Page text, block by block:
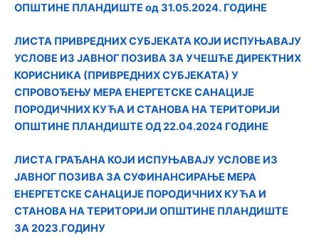
ОПШТИНЕ ПЛАНДИШТЕ од 31.05.2024. ГОДИНЕ
ЛИСТА ПРИВРЕДНИХ СУБЈЕКАТА КОЈИ ИСПУЊАВАЈУ
УСЛОВЕ ИЗ ЈАВНОГ ПОЗИВА ЗА УЧЕШЋЕ ДИРЕКТНИХ
КОРИСНИКА (ПРИВРЕДНИХ СУБЈЕКАТА) У
СПРОВОЂЕЊУ МЕРА ЕНЕРГЕТСКЕ САНАЦИЈЕ
ПОРОДИЧНИХ КУЋА И СТАНОВА НА ТЕРИТОРИЈИ
ОПШТИНЕ ПЛАНДИШТЕ ОД 22.04.2024 ГОДИНЕ
ЛИСТA ГРАЂАНА КОЈИ ИСПУЊАВАЈУ УСЛОВЕ ИЗ
ЈАВНОГ ПОЗИВА ЗА СУФИНАНСИРАЊЕ МЕРА
ЕНЕРГЕТСКЕ САНAЦИЈЕ ПОРОДИЧНИХ КУЋА И
СТАНОВА НА ТЕРИТОРИЈИ ОПШТИНЕ ПЛАНДИШТЕ
ЗА 2023.ГОДИНУ